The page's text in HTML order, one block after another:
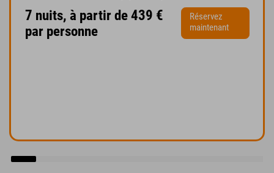
7 nuits, à partir de 439 €
par personne
Réservez
maintenant